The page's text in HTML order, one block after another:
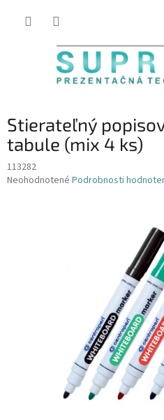
Stierateľný
tabule (mix 4 ks)
113282
Priemerné
Neohodnotené Podrobnosti